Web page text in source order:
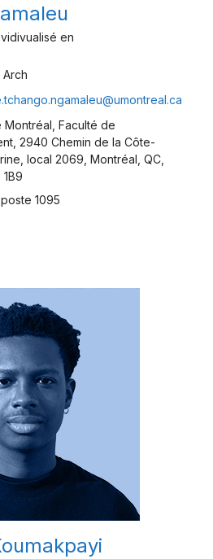
en
Arch
Montréal, Faculté de
2940 Chemin de la Côte-
local 2069, Montréal, QC,
poste 1095